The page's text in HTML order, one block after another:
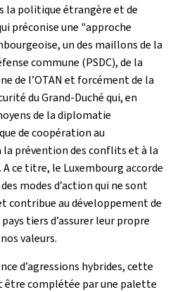
la politique étrangère et de
préconise une "approche
un des maillons de la
commune (PSDC), de la
de l’OTAN et forcément de la
du Grand-Duché qui, en
de la diplomatie
de coopération au
prévention des conflits et à la
ce titre, le Luxembourg accorde
modes d’action qui ne sont
contribue au développement de
tiers d’assurer leur propre
valeurs.
d’agressions hybrides, cette
complétée par une palette